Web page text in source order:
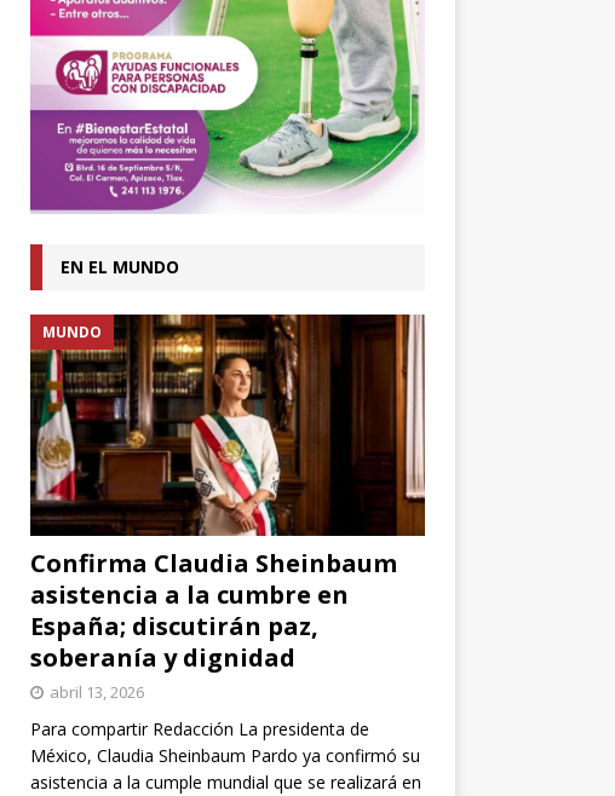
EN EL MUNDO
Confirma Claudia Sheinbaum
asistencia a la cumbre en
España; discutirán paz,
soberanía y dignidad
MUNDO
abril 13, 2026
Para compartir Redacción La presidenta de
México, Claudia Sheinbaum Pardo ya confirmó su
asistencia a la cumple mundial que se realizará en